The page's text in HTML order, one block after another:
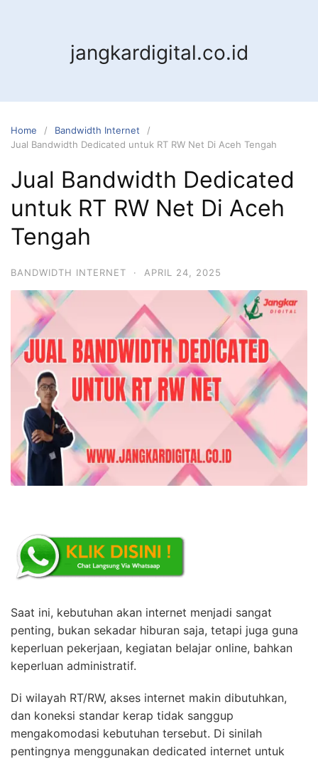
jangkardigital.co.id
Home
Bandwidth Internet
Jual Bandwidth Dedicated untuk RT RW Net Di Aceh Tengah
Jual Bandwidth Dedicated
untuk RT RW Net Di Aceh
Tengah
BANDWIDTH INTERNET · APRIL 24, 2025
Saat ini, kebutuhan akan internet menjadi sangat
penting, bukan sekadar hiburan saja, tetapi juga guna
keperluan pekerjaan, kegiatan belajar online, bahkan
keperluan administratif.
Di wilayah RT/RW, akses internet makin dibutuhkan,
dan koneksi standar kerap tidak sanggup
mengakomodasi kebutuhan tersebut. Di sinilah
pentingnya menggunakan dedicated internet untuk